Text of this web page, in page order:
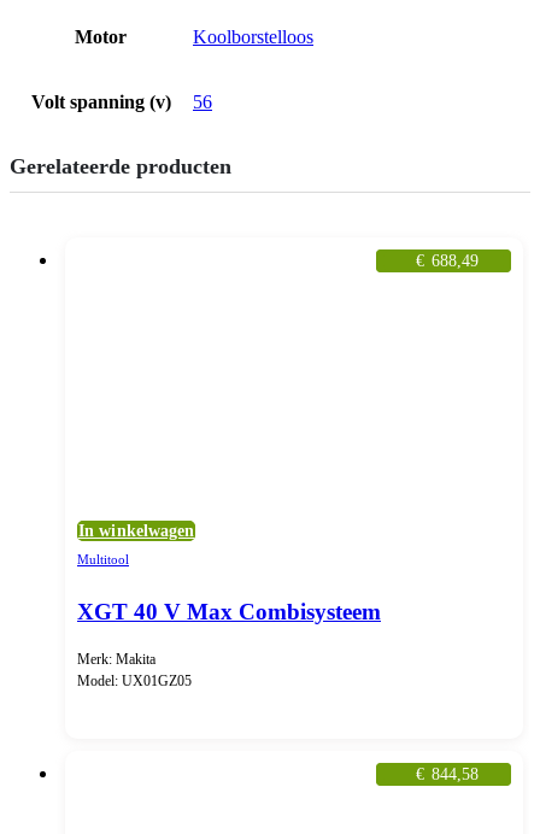
Motor Koolborstelloos
Volt spanning (v) 56
Gerelateerde producten
€ 688,49
In winkelwagen
Multitool
XGT 40 V Max Combisysteem
Merk: Makita
Model: UX01GZ05
€ 844,58